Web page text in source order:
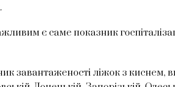
є саме показник
завантаженості ліжок з киснем,